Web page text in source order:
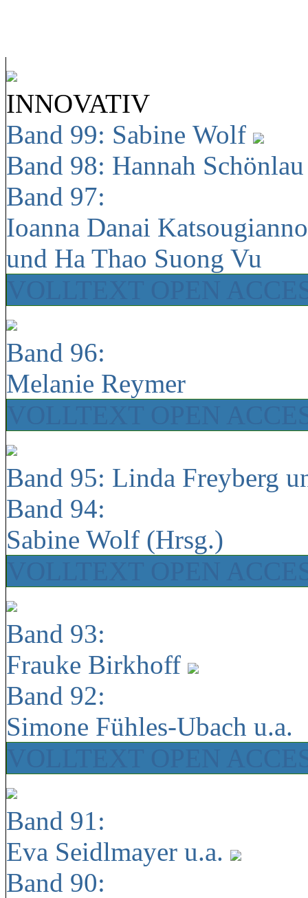
INNOVATIV
Band 99: Sabine Wolf
Band 98: Hannah
Band 97:
Ioanna Danai
und Ha Thao Suong Vu
Band 96:
Melanie Reymer
Band 95: Linda Freyberg
Band 94:
Sabine Wolf (Hrsg.)
Band 93:
Frauke Birkhoff
Band 92:
Simone Fühles-Ubach u.a.
Band 91:
Eva Seidlmayer u.a.
Band 90: